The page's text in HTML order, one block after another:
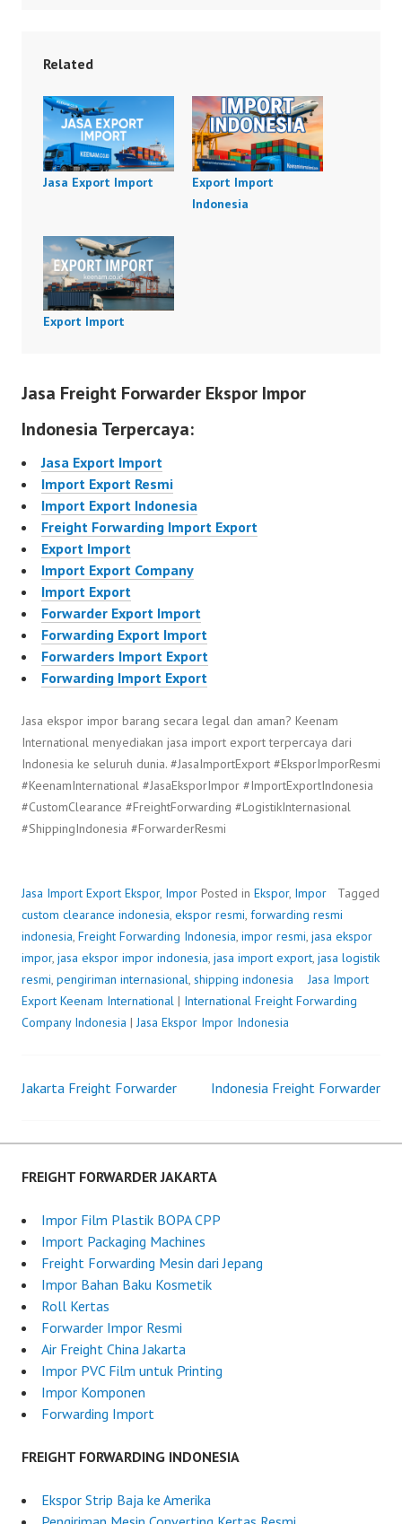
Related
Jasa Export Import
Export Import
Indonesia
Export Import
Jasa Freight Forwarder Ekspor Impor
Indonesia Terpercaya:
Jasa Export Import
Import Export Resmi
Import Export Indonesia
Freight Forwarding Import Export
Export Import
Import Export Company
Import Export
Forwarder Export Import
Forwarding Export Import
Forwarders Import Export
Forwarding Import Export
Jasa ekspor impor barang secara legal dan aman? Keenam
International menyediakan jasa import export terpercaya dari
Indonesia ke seluruh dunia. #JasaImportExport #EksporImporResmi
#KeenamInternational #JasaEksporImpor #ImportExportIndonesia
#CustomClearance #FreightForwarding #LogistikInternasional
#ShippingIndonesia #ForwarderResmi
Jasa Import Export Ekspor, Impor Posted in Ekspor, Impor
Tagged
custom clearance indonesia, ekspor resmi, forwarding resmi
indonesia, Freight Forwarding Indonesia, impor resmi, jasa ekspor
impor, jasa ekspor impor indonesia, jasa import export, jasa logistik
resmi, pengiriman internasional, shipping indonesia
Jasa Import
Export P
o
e
J
n
e
7
,
2
0
2
5
b
y
e
t
o
r
w
a
r
d
e
r
I
n
o
e
s
Keenam International | International Freight Forwarding
Company Indonesia |Jasa Ekspor Impor Indonesia
Post
navigation
Jakarta Freight Forwarder Indonesia Freight Forwarder
FREIGHT FORWARDER JAKARTA
Impor Film Plastik BOPA CPP
Import Packaging Machines
Freight Forwarding Mesin dari Jepang
Impor Bahan Baku Kosmetik
Roll Kertas
Forwarder Impor Resmi
Air Freight China Jakarta
Impor PVC Film untuk Printing
Impor Komponen
Forwarding Import
FREIGHT FORWARDING INDONESIA
Ekspor Strip Baja ke Amerika